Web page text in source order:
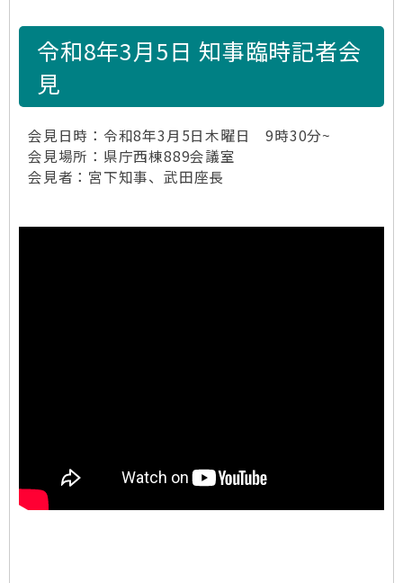
令和8年3月5日 知事臨時記者会
見
会見日時：令和8年3月5日木曜日 9時30分~
会見場所：県庁西棟889会議室
会見者：宮下知事、武田座長